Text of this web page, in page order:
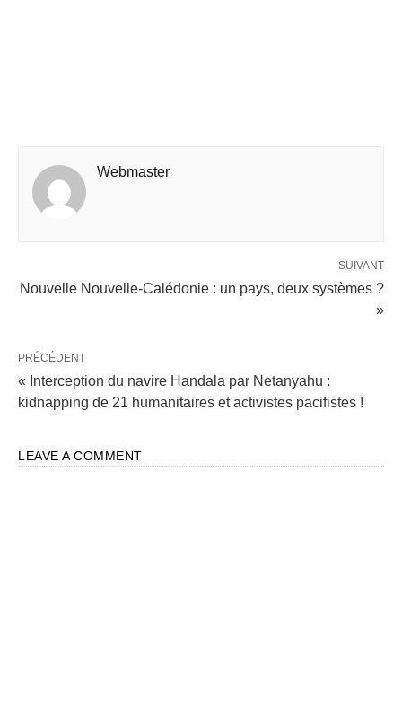
Webmaster
SUIVANT
Nouvelle Nouvelle-Calédonie : un pays, deux systèmes ?
»
PRÉCÉDENT
« Interception du navire Handala par Netanyahu :
kidnapping de 21 humanitaires et activistes pacifistes !
LEAVE A COMMENT